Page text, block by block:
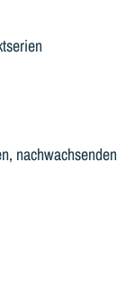
nachwachsenden